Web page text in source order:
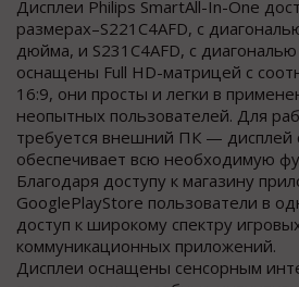
Дисплеи Philips SmartAll-In-One
размерах–S221C4AFD, с
дюйма, и S231C4AFD, с
оснащены Full HD-матрицей с
16:9, они просты и легки в
неопытных пользователей. Для
требуется внешний ПК — дисплей
обеспечивает всю необходимую
Благодаря доступу к магазину
GooglePlayStore пользователи в
доступ к широкому спектру
коммуникационных приложений.
Дисплеи оснащены сенсорным